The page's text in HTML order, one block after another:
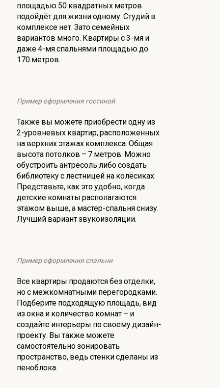
площадью 50 квадратных метров
подойдёт для жизни одному. Студий в
комплексе нет. Зато семейных
вариантов много. Квартиры с 3-мя и
даже 4-мя спальнями площадью до
170 метров.
Пример оформления гостиной
Также вы можете приобрести одну из
2-уровневых квартир, расположенных
на верхних этажах комплекса. Общая
высота потолков – 7 метров. Можно
обустроить антресоль либо создать
библиотеку с лестницей на колёсиках.
Представьте, как это удобно, когда
детские комнаты располагаются
этажом выше, а мастер-спальня снизу.
Лучший вариант звукоизоляции.
Пример оформления спальни
Все квартиры продаются без отделки,
но с межкомнатными перегородками.
Подберите подходящую площадь, вид
из окна и количество комнат – и
создайте интерьеры по своему дизайн-
проекту. Вы также можете
самостоятельно зонировать
пространство, ведь стенки сделаны из
пеноблока.